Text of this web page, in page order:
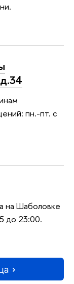
пн.-пт. с
на Шаболовке
до 23:00.